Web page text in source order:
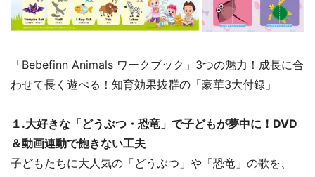
「Bebefinn Animals ワークブック」3つの魅力！成長に合
わせて長く遊べる！知育効果抜群の「豪華3大付録」
１.大好きな「どうぶつ・恐竜」で子どもが夢中に！DVD
＆動画連動で飽きない工夫
子どもたちに大人気の「どうぶつ」や「恐竜」の歌を、